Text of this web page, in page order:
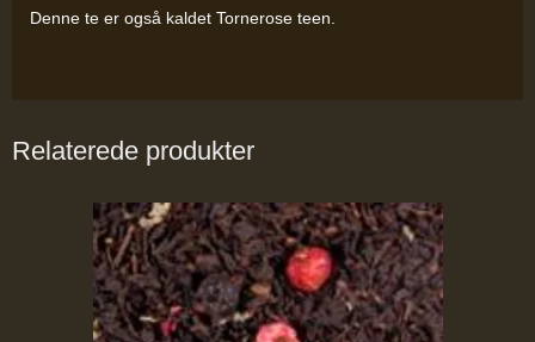
Denne te er også kaldet Tornerose teen.
Relaterede produkter